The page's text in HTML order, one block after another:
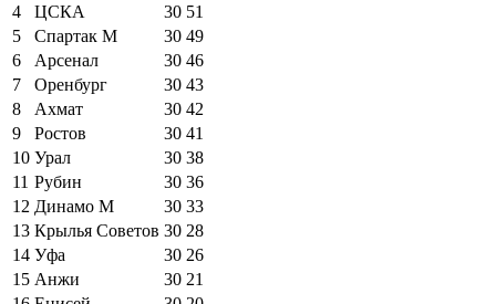
4
ЦСКА 30 51
5
Спартак М 30 49
6
Арсенал 30 46
7
Оренбург 30 43
8
Ахмат 30 42
9
Ростов 30 41
10 Урал 30 38
11 Рубин 30 36
12 Динамо М 30 33
13 Крылья Советов 30 28
14 Уфа 30 26
15 Анжи 30 21